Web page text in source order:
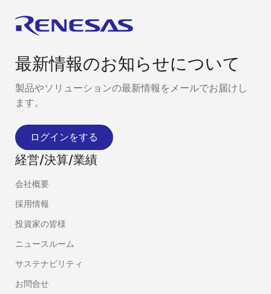
最新情報のお知らせについて
製品やソリューションの最新情報をメールでお届けし
ます。
ログインをする
経営/決算/業績
会社概要
採用情報
投資家の皆様
ニュースルーム
サステナビリティ
お問合せ